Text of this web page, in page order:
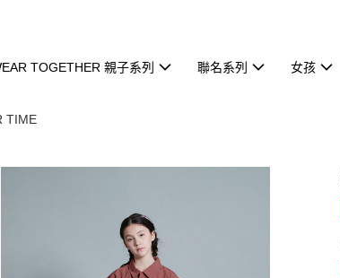
TOGETHER 親子系列 聯名系列 女孩
TIME